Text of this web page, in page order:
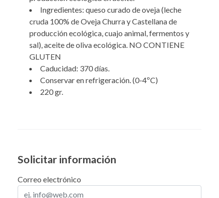
Ingredientes: queso curado de oveja (leche
cruda 100% de Oveja Churra y Castellana de
producción ecológica, cuajo animal, fermentos y
sal), aceite de oliva ecológica. NO CONTIENE
GLUTEN
Caducidad: 370 días.
Conservar en refrigeración. (0-4ºC)
220 gr.
Solicitar información
Correo electrónico